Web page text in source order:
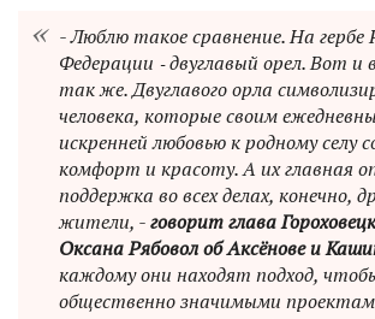
- Люблю такое сравнение. На гербе
Федерации ‑ двуглавый орел. Вот и
так же. Двуглавого орла
человека, которые своим
искренней любовью к родному селу
комфорт и красоту. А их главная
поддержка во всех делах, конечно,
жители, -говорит глава
Оксана Рябовол об Аксёнове и
каждому они находят подход,
общественно значимыми